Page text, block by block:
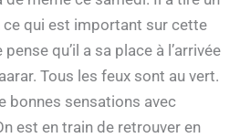
ce qui est important sur cette
qu’il a sa place à l’arrivée
Tous les feux sont au vert.
bonnes sensations avec
est en train de retrouver en